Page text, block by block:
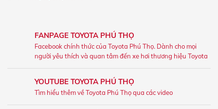
FANPAGE TOYOTA PHÚ THỌ
Facebook chính thức của Toyota Phú Thọ. Dành cho mọi
người yêu thích và quan tâm đến xe hơi thương hiệu Toyota
YOUTUBE TOYOTA PHÚ THỌ
Tìm hiểu thêm về Toyota Phú Thọ qua các video